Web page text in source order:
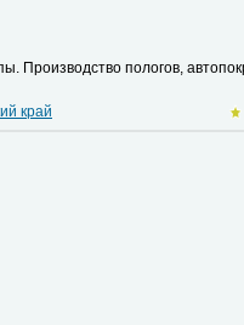
Производство пологов,
край